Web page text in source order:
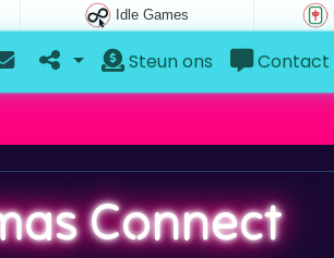
Idle Games
Steun ons Contact
Connect